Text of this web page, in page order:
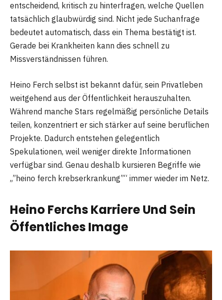
entscheidend, kritisch zu hinterfragen, welche Quellen
tatsächlich glaubwürdig sind. Nicht jede Suchanfrage
bedeutet automatisch, dass ein Thema bestätigt ist.
Gerade bei Krankheiten kann dies schnell zu
Missverständnissen führen.
Heino Ferch selbst ist bekannt dafür, sein Privatleben
weitgehend aus der Öffentlichkeit herauszuhalten.
Während manche Stars regelmäßig persönliche Details
teilen, konzentriert er sich stärker auf seine beruflichen
Projekte. Dadurch entstehen gelegentlich
Spekulationen, weil weniger direkte Informationen
verfügbar sind. Genau deshalb kursieren Begriffe wie
„”heino ferch krebserkrankung”“ immer wieder im Netz.
Heino Ferchs Karriere Und Sein
Öffentliches Image